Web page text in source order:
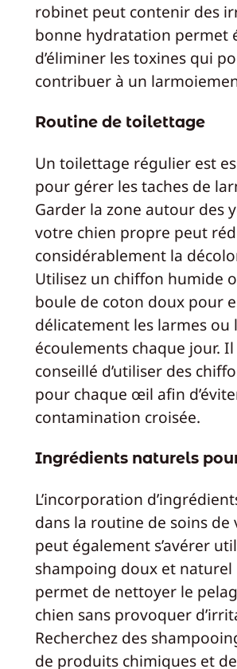
robinet peut contenir des
bonne hydratation permet
d’éliminer les toxines qui
contribuer à un
Routine de toilettage
Un toilettage régulier est
pour gérer les taches de
Garder la zone autour des
votre chien propre peut
considérablement la
Utilisez un chiffon humide
boule de coton doux pour
délicatement les larmes ou
écoulements chaque jour.
conseillé d’utiliser des
pour chaque œil afin
contamination croisée.
Ingrédients naturels
L’incorporation
dans la routine de soins de
peut également s’avérer
shampoing doux et naturel
permet de nettoyer le
chien sans provoquer
Recherchez des
de produits chimiques et